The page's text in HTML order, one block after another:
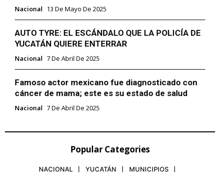
Nacional 13 De Mayo De 2025
AUTO TYRE: EL ESCÁNDALO QUE LA POLICÍA DE
YUCATÁN QUIERE ENTERRAR
Nacional 7 De Abril De 2025
Famoso actor mexicano fue diagnosticado con
cáncer de mama; este es su estado de salud
Nacional 7 De Abril De 2025
Popular Categories
NACIONAL YUCATÁN
MUNICIPIOS